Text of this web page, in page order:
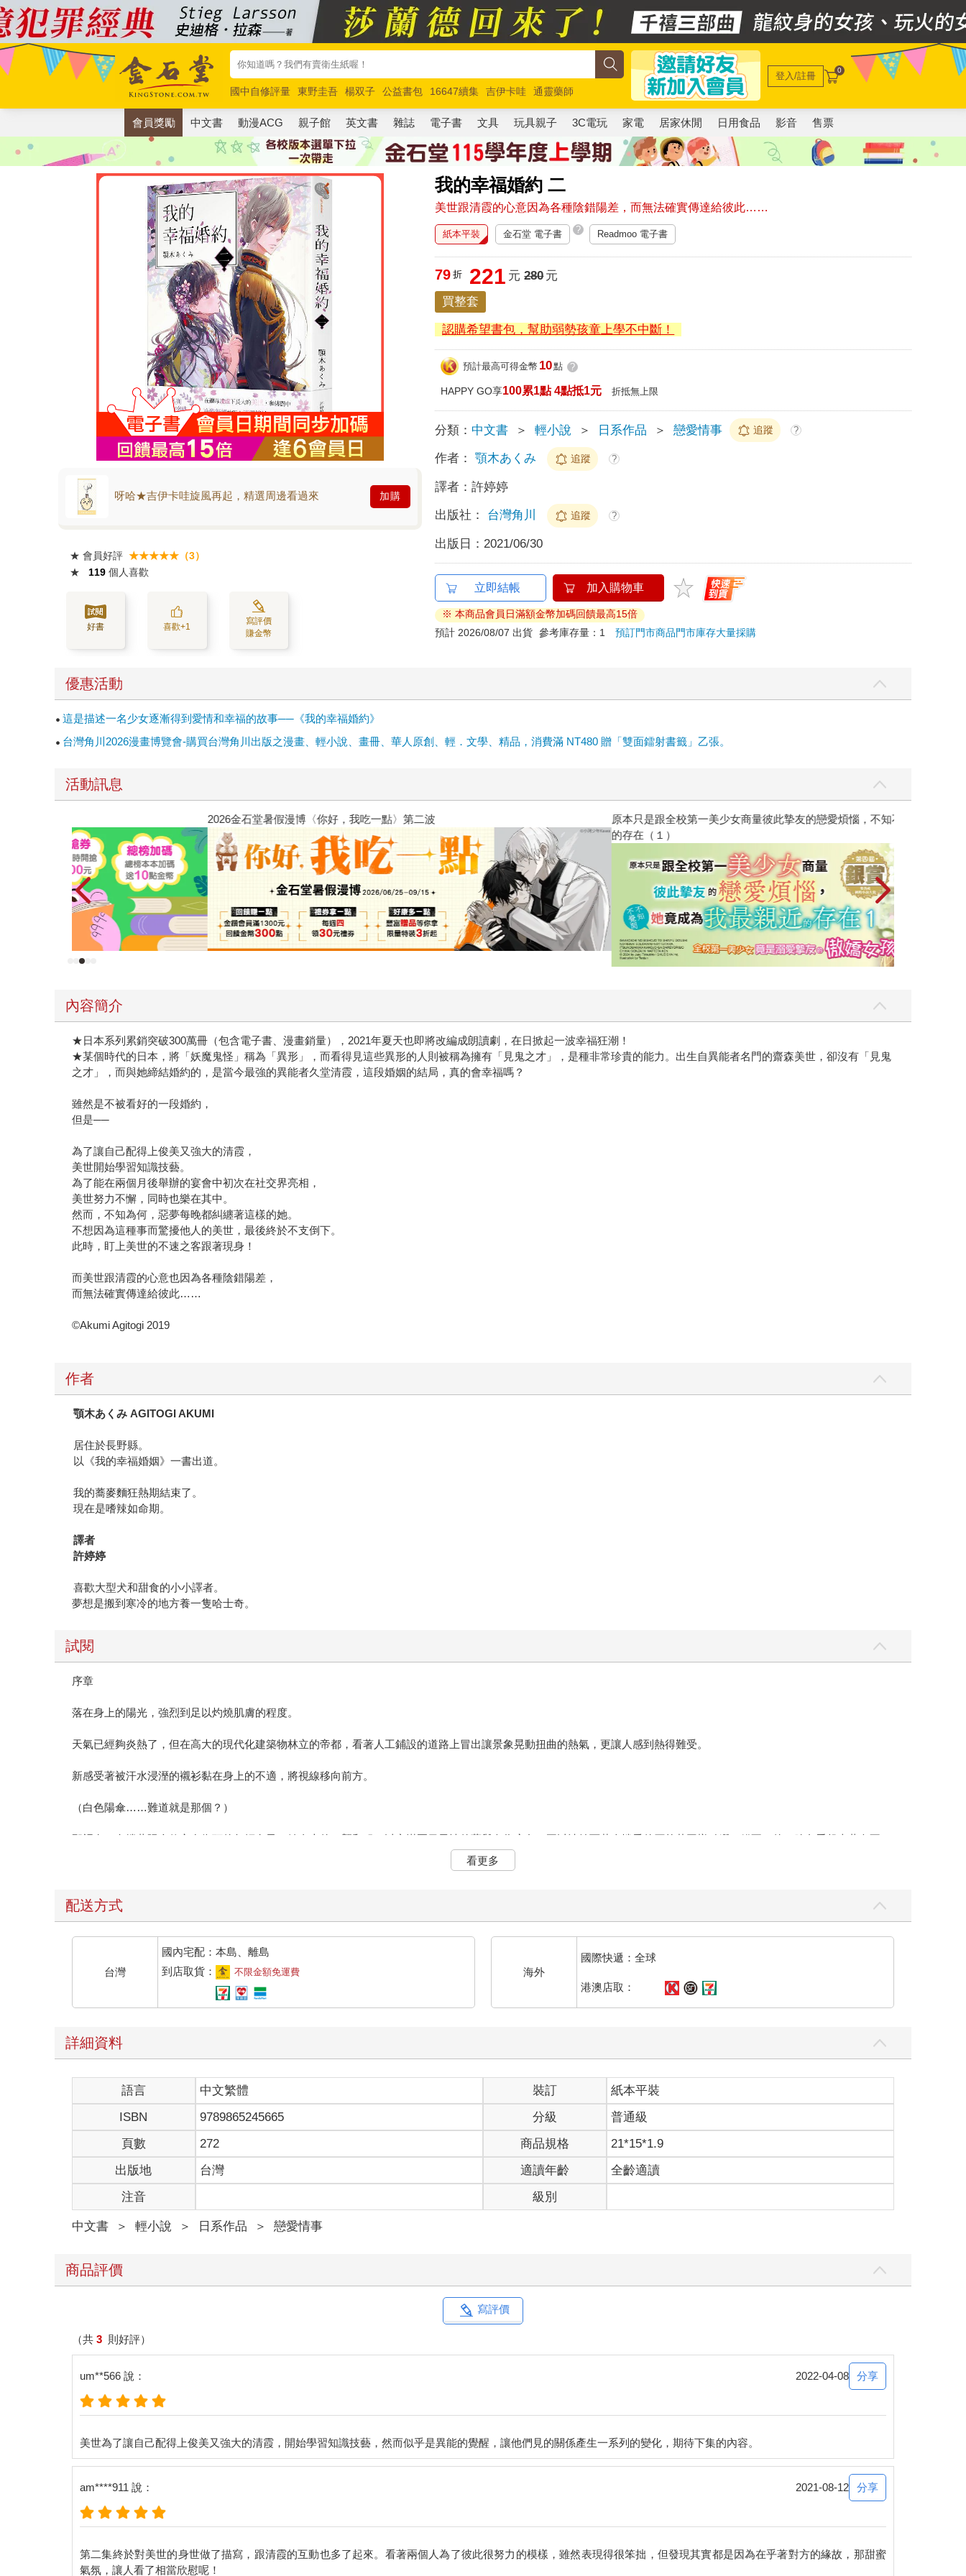
國中自修評量 東野圭吾 楊双子 公益書包 16647續集 吉伊卡哇
通靈藥師
唯紅花綻放
奧德賽 路邊攤新作 馬斯克 玩具總動員5 超慢跑
登入/註冊 0
會員獎勵 中文書 動漫ACG 親子館 英文書 雜誌 電子書 文具 玩具親子 3C電玩 家電 居家休閒 日用食品 影音 售票
我的幸福婚約 二
美世跟清霞的心意因為各種陰錯陽差，而無法確實傳達給彼此……
呀哈★吉伊卡哇旋風再起，精選周邊看過來 加購
★ 會員好評 ★★★★★（3）
★
119 個人喜歡
好書 喜歡+1
寫評價
賺金幣
紙本平裝 金石堂 電子書 ? Readmoo 電子書
79 折 221 元 280元
買整套
認購希望書包，幫助弱勢孩童上學不中斷！
預計最高可得金幣 10點 ?
HAPPY GO享100累1點 4點抵1元 折抵無上限
分類： 中文書 ＞ 輕小說 ＞ 日系作品 ＞ 戀愛情事 追蹤 ?
作者： 顎木あくみ 追蹤 ?
譯者：許婷婷
出版社： 台灣角川 追蹤 ?
出版日： 2021/06/30
立即結帳 加入購物車
※ 本商品會員日滿額金幣加碼回饋最高15倍
預計 2026/08/07 出貨 參考庫存量：1預訂門市商品門市庫存大量採購
優惠活動
這是描述一名少女逐漸得到愛情和幸福的故事──《我的幸福婚約》
台灣角川2026漫畫博覽會-購買台灣角川出版之漫畫、輕小說、畫冊、華人原創、輕．文學、精品，消費滿 NT480 贈「雙面鐳射書籤」乙張。
活動訊息
2026金石堂暑假漫博〈你好，我吃一點〉第二波
原本只是跟全校第一美少女商量彼此摯友的戀愛煩惱，不知不覺間她竟成為我最親近
的存在（１）
台灣角川2026
內容簡介
★日本系列累銷突破300萬冊（包含電子書、漫畫銷量），2021年夏天也即將改編成朗讀劇，在日掀起一波幸福狂潮！
★某個時代的日本，將「妖魔鬼怪」稱為「異形」，而看得見這些異形的人則被稱為擁有「見鬼之才」，是種非常珍貴的能力。出生自異能者名門的齋森美世，卻沒有「見鬼
之才」，而與她締結婚約的，是當今最強的異能者久堂清霞，這段婚姻的結局，真的會幸福嗎？
雖然是不被看好的一段婚約，
但是──
為了讓自己配得上俊美又強大的清霞，
美世開始學習知識技藝。
為了能在兩個月後舉辦的宴會中初次在社交界亮相，
美世努力不懈，同時也樂在其中。
然而，不知為何，惡夢每晚都糾纏著這樣的她。
不想因為這種事而驚擾他人的美世，最後終於不支倒下。
此時，盯上美世的不速之客跟著現身！
而美世跟清霞的心意也因為各種陰錯陽差，
而無法確實傳達給彼此……
©Akumi Agitogi 2019
作者
顎木あくみ AGITOGI AKUMI
居住於長野縣。
以《我的幸福婚姻》一書出道。
我的蕎麥麵狂熱期結束了。
現在是嗜辣如命期。
譯者
許婷婷
喜歡大型犬和甜食的小小譯者。
夢想是搬到寒冷的地方養一隻哈士奇。
試閱
序章
落在身上的陽光，強烈到足以灼燒肌膚的程度。
天氣已經夠炎熱了，但在高大的現代化建築物林立的帝都，看著人工鋪設的道路上冒出讓景象晃動扭曲的熱氣，更讓人感到熱得難受。
新感受著被汗水浸溼的襯衫黏在身上的不適，將視線移向前方。
（白色陽傘……難道就是那個？）
那裡有一名撐著陽傘佇立在街頭的年輕女子。她身上的一襲和服，以充滿夏日風情的藍與白為底色，再以清純而惹人憐愛的石竹花圖樣點綴。錯不了的。臉色看起來蒼白不
不過，無論對方是什麼樣的存在，新等人的計畫都不會改變。因此，他這樣的視察，並沒有太大的意義。這純粹是他興趣使然的行為罷了。
（都已經痴痴等待那麼久了，我只要能有屬於自己的職責就好。）
重要的是擁有那種異能的人本身，以及新和族人的職責……還有夙願。
不過，話說回來──
（該說是平凡……還是不起眼呢？感覺是個個性陰沉的女人啊。）
要是繼續惡化下去，她看起來說不定會變得像個幽魂。根據新聽來的情報，她在和久堂家當家訂婚後，外表和內在應該都開始出現變化的徵兆才對。
新鬱悶地嘆了一口氣時，朝這裡走過來的她，身子突然失去平衡地晃了晃。
──她會跌倒。
但也無所謂──儘管內心冷冷地這麼想，新仍不自覺地伸出自己的手。
「哎呀。」
佯裝成只是湊巧伸出援手的他，嗓音聽起來格外虛假。
一如弱不禁風的外表，險些暈倒在地的她，身子輕盈又細瘦不已。憑她這個樣子，就算只是大熱天站在路上，會消耗掉所有體力，也是理所當然。
惶恐到讓人覺得有點可憐的她，慌慌張張地朝新低頭致歉。看著這樣的她，新的內心湧現了些許的同情、以及「原來我必須守護這樣的一名女性啊」這種奇妙的、恍然大悟的
感覺。
原來如此。孱弱到這種程度的話，確實有從旁守護的必要性。
──雖然她的個性果然陰暗到讓人有些厭煩就是。
不管怎麼說，命運的齒輪已經開始轉動了。
他堆出一個溫柔和善的笑容，和她正面相視。寬廣的宴客廳裡一片寂靜。
看更多
配送方式
台灣
國內宅配：本島、離島
到店取貨：
不限金額免運費 海外
國際快遞：全球
港澳店取：
詳細資料
語言 中文繁體 裝訂
紙本平裝
ISBN
9789865245665 分級
普通級
頁數
272 商品規格
21*15*1.9
出版地
台灣 適讀年齡
全齡適讀
注音
級別
中文書 ＞ 輕小說 ＞ 日系作品 ＞ 戀愛情事
商品評價
寫評價
（共 3 則好評）
um**566 說： 2022-04-08 分享
am****911 說： 2021-08-12 分享
第二集終於對美世的身世做了描寫，跟清霞的互動也多了起來。看著兩個人為了彼此很努力的模樣，雖然表現得很笨拙，但發現其實都是因為在乎著對方的緣故，那甜蜜